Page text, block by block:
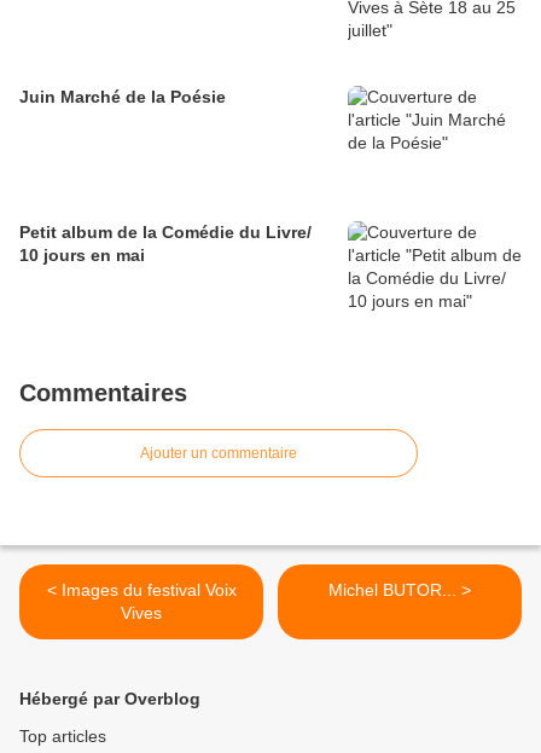
Juin Marché de la Poésie
Petit album de la Comédie du Livre/
10 jours en mai
Commentaires
Ajouter un commentaire
< Images du festival Voix
Vives
Michel BUTOR... >
Hébergé par Overblog
Top articles